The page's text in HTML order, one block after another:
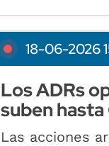
18-06-2026
Los ADRs
suben hasta
Las acciones